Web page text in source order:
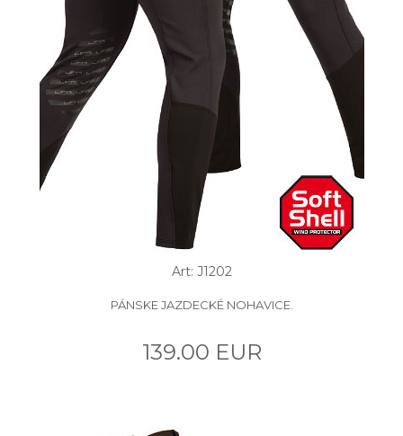
Art: J1202
PÁNSKE JAZDECKÉ NOHAVICE.
139.00 EUR